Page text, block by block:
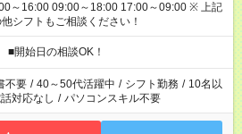
～16:00 09:00～18:00 17:00～09:00 ※ 上記
シフトもご相談ください！
開始日の相談OK！
不要 / 40～50代活躍中 / シフト勤務 / 10名以
対応なし / パソコンスキル不要